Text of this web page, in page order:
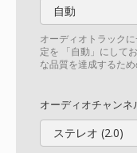
自動
オーディオトラック
定を 「自動」にして
な品質を達成するた
オーディオチャンネ
ステレオ (2.0)